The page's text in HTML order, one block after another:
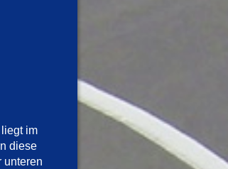
im
diese
unteren